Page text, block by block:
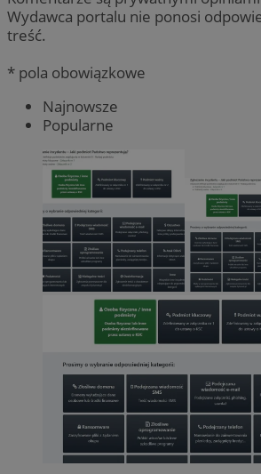
Wydawca portalu nie ponosi
treść.
* pola obowiązkowe
Najnowsze
Popularne